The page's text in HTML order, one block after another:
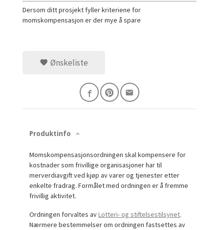
Dersom ditt prosjekt fyller kriteriene for
momskompensasjon er der mye å spare
Ønskeliste
Produktinfo
Momskompensasjonsordningen skal kompensere for
kostnader som frivillige organisasjoner har til
merverdiavgift ved kjøp av varer og tjenester etter
enkelte fradrag. Formålet med ordningen er å fremme
frivillig aktivitet.
Ordningen forvaltes avLotteri- og stiftelsestilsynet.
Nærmere bestemmelser om ordningen fastsettes av